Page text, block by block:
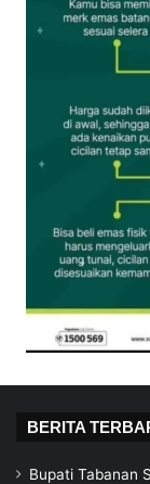
BERITA
Bupati Tabanan